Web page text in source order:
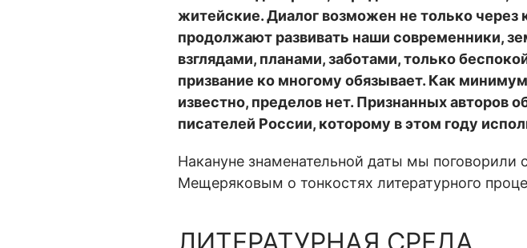
житейские. Диалог возможен не только через
продолжают развивать наши современники,
взглядами, планами, заботами, только
призвание ко многому обязывает. Как
известно, пределов нет. Признанных авторов
писателей России, которому в этом году
Накануне знаменательной даты мы поговорили
Мещеряковым о тонкостях литературного